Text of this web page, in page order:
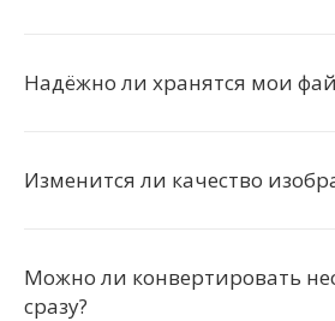
Надёжно ли хранятся мои
Изменится ли качество
Можно ли конвертировать
сразу?